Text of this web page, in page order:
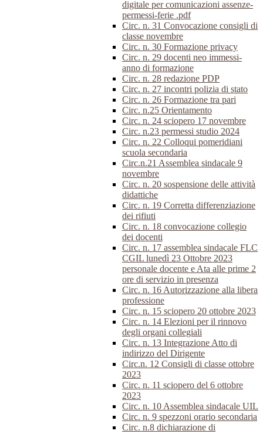
digitale per comunicazioni assenze-
permessi-ferie .pdf
Circ. n. 31 Convocazione consigli di
classe novembre
Circ. n. 30 Formazione privacy
Circ. n. 29 docenti neo immessi-
anno di formazione
Circ. n. 28 redazione PDP
Circ. n. 27 incontri polizia di stato
Circ. n. 26 Formazione tra pari
Circ. n.25 Orientamento
Circ. n. 24 sciopero 17 novembre
Circ. n.23 permessi studio 2024
Circ. n. 22 Colloqui pomeridiani
scuola secondaria
Circ.n.21 Assemblea sindacale 9
novembre
Circ. n. 20 sospensione delle attività
didattiche
Circ. n. 19 Corretta differenziazione
dei rifiuti
Circ. n. 18 convocazione collegio
dei docenti
Circ. n. 17 assemblea sindacale FLC
CGIL lunedì 23 Ottobre 2023
personale docente e Ata alle prime 2
ore di servizio in presenza
Circ. n. 16 Autorizzazione alla libera
professione
Circ. n. 15 sciopero 20 ottobre 2023
Circ. n. 14 Elezioni per il rinnovo
degli organi collegiali
Circ. n. 13 Integrazione Atto di
indirizzo del Dirigente
Circ.n. 12 Consigli di classe ottobre
2023
Circ. n. 11 sciopero del 6 ottobre
2023
Circ. n. 10 Assemblea sindacale UIL
Circ. n. 9 spezzoni orario secondaria
Circ. n.8 dichiarazione di